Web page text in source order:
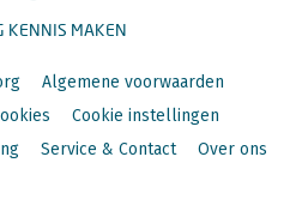
KENNIS MAKEN
Algemene voorwaarden
Cookie instellingen
Service & Contact Over ons